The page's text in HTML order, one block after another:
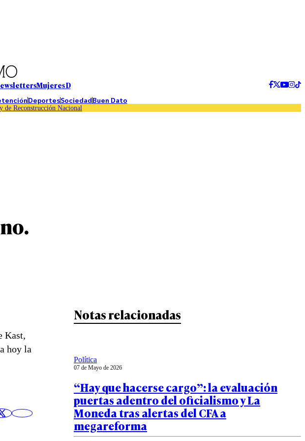
Mujeres D
DeportesSociedadBuen Dato
de Reconstrucción Nacional
Kast,
hoy la
Notas relacionadas
Política
07 de Mayo de 2026
“Hay que hacerse cargo”: la evaluación
puertas adentro del oficialismo y La
Moneda tras alertas del CFA a
megareforma